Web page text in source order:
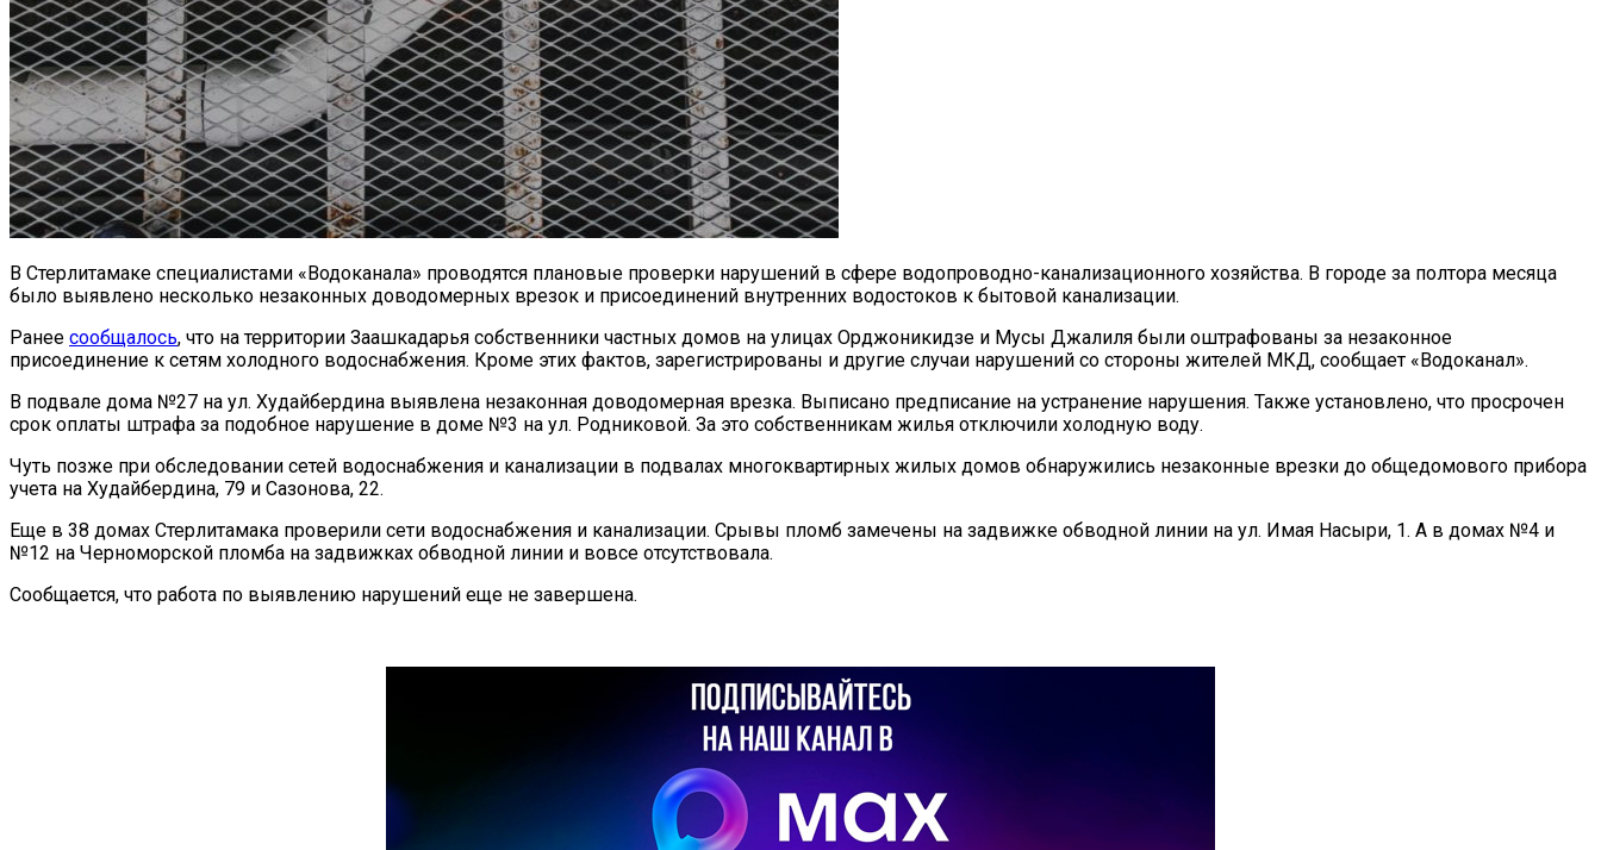
В Стерлитамаке специалистами «Водоканала» проводятся плановые проверки нарушений в сфере водопроводно-канализационного хозяйства. В городе за полтора месяца
было выявлено несколько незаконных доводомерных врезок и присоединений внутренних водостоков к бытовой канализации.
Ранее сообщалось, что на территории Заашкадарья собственники частных домов на улицах Орджоникидзе и Мусы Джалиля были оштрафованы за незаконное
присоединение к сетям холодного водоснабжения. Кроме этих фактов, зарегистрированы и другие случаи нарушений со стороны жителей МКД, сообщает «Водоканал».
В подвале дома №27 на ул. Худайбердина выявлена незаконная доводомерная врезка. Выписано предписание на устранение нарушения. Также установлено, что просрочен
срок оплаты штрафа за подобное нарушение в доме №3 на ул. Родниковой. За это собственникам жилья отключили холодную воду.
Чуть позже при обследовании сетей водоснабжения и канализации в подвалах многоквартирных жилых домов обнаружились незаконные врезки до общедомового прибора
учета на Худайбердина, 79 и Сазонова, 22.
Еще в 38 домах Стерлитамака проверили сети водоснабжения и канализации. Срывы пломб замечены на задвижке обводной линии на ул. Имая Насыри, 1. А в домах №4 и
№12 на Черноморской пломба на задвижках обводной линии и вовсе отсутствовала.
Сообщается, что работа по выявлению нарушений еще не завершена.